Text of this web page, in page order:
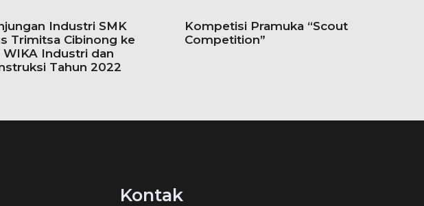
Industri SMK
Trimitsa Cibinong ke
WIKA Industri dan
Tahun 2022
Kompetisi Pramuka “Scout
Competition”
Kontak